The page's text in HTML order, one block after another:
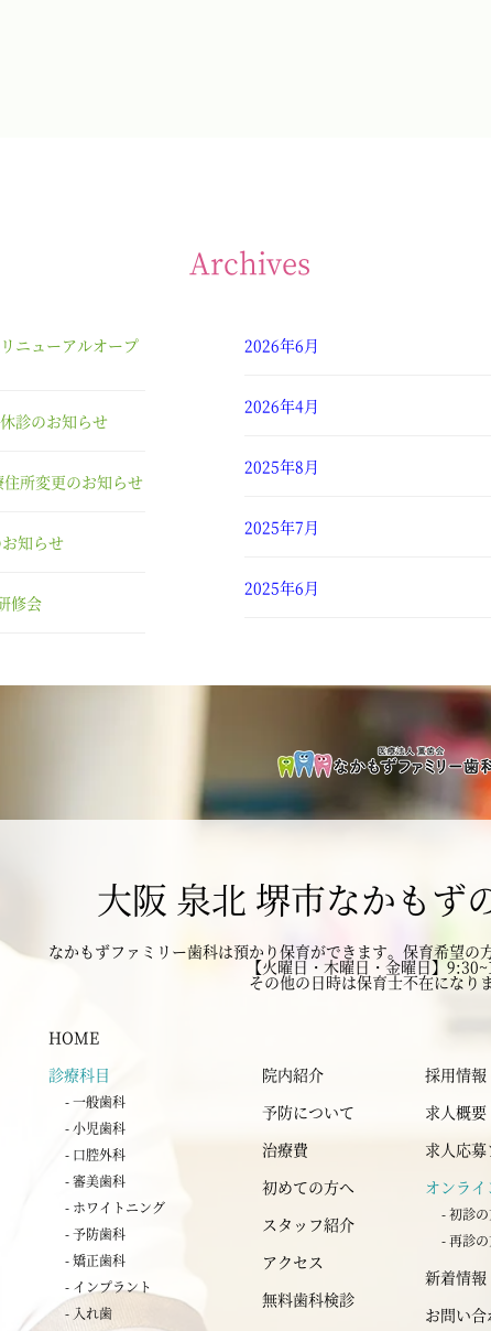
ニューアルオープ
診のお知らせ
所変更のお知らせ
知らせ
修会
Archives
2026年6月
2026年4月
2025年8月
2025年7月
2025年6月
2025年2月
2024年12月
2024年11月
2024年9月
2024年7月
2024年6月
2024年5月
大阪 泉北 堺市なかもず
なかもずファミリー歯科は預かり保育ができます。 保育希望の
【火曜日・木曜日・金曜日】
その他の日時は保育士不在になり
HOME
診療科目
- 一般歯科
- 小児歯科
- 口腔外科
- 審美歯科
- ホワイトニング
- 予防歯科
- 矯正歯科
- インプラント
- 入れ歯
院内紹介
予防について
治療費
初めての方へ
スタッフ紹介
アクセス
無料歯科検診
採用情報
求人概要
求人応募
オンラ
- 初診
- 再診
新着情報
お問い